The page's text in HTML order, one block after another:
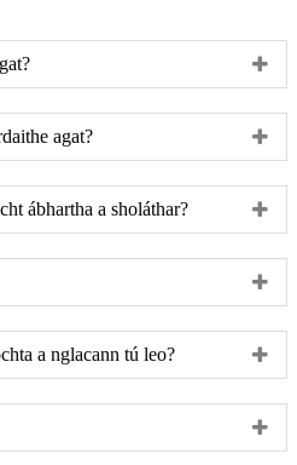
agat?
ábhartha a sholáthar?
a nglacann tú leo?